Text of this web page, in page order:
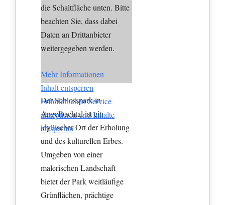
die Schaltfläche unten. Bitte
beachten Sie, dass dabei
Daten an Drittanbieter
weitergegeben werden.
Mehr Informationen
Inhalt entsperren
Erforderlichen Service
akzeptieren und Inhalte
entsperren
Der Schlosspark in
Angelbachtal ist ein
idyllischer Ort der Erholung
und des kulturellen Erbes.
Umgeben von einer
malerischen Landschaft
bietet der Park weitläufige
Grünflächen, prächtige